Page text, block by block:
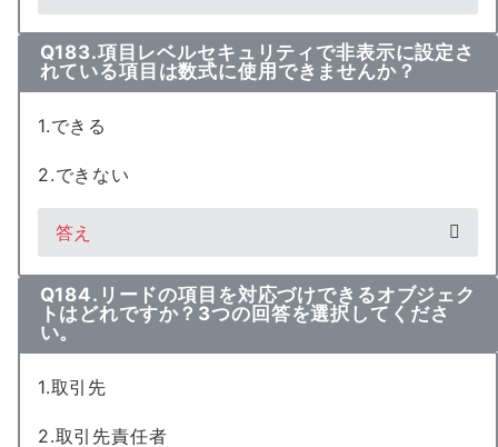
Q183.項目レベルセキュリティで非表示に設定さ
れている項目は数式に使用できませんか？
1.できる
2.できない
答え
Q184.リードの項目を対応づけできるオブジェク
トはどれですか？3つの回答を選択してくださ
い。
1.取引先
2.取引先責任者